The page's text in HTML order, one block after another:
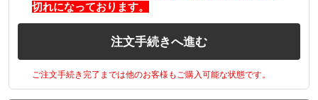
切れになっております。
注文手続きへ進む
ご注文手続き完了までは他のお客様もご購入可能な状態です。